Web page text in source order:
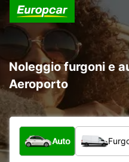
Noleggio furgoni e
Aeroporto
Scegli la tipologia di
Auto